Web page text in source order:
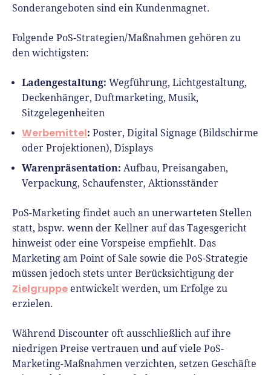
Sonderangeboten sind ein Kundenmagnet.
Folgende PoS-Strategien/Maßnahmen gehören zu
den wichtigsten:
Ladengestaltung: Wegführung, Lichtgestaltung,
Deckenhänger, Duftmarketing, Musik,
Sitzgelegenheiten
Werbemittel: Poster, Digital Signage (Bildschirme
oder Projektionen), Displays
Warenpräsentation: Aufbau, Preisangaben,
Verpackung, Schaufenster, Aktionsständer
PoS-Marketing findet auch an unerwarteten Stellen
statt, bspw. wenn der Kellner auf das Tagesgericht
hinweist oder eine Vorspeise empfiehlt. Das
Marketing am Point of Sale sowie die PoS-Strategie
müssen jedoch stets unter Berücksichtigung der
Zielgruppe entwickelt werden, um Erfolge zu
erzielen.
Während Discounter oft ausschließlich auf ihre
niedrigen Preise vertrauen und auf viele PoS-
Marketing-Maßnahmen verzichten, setzen Geschäfte